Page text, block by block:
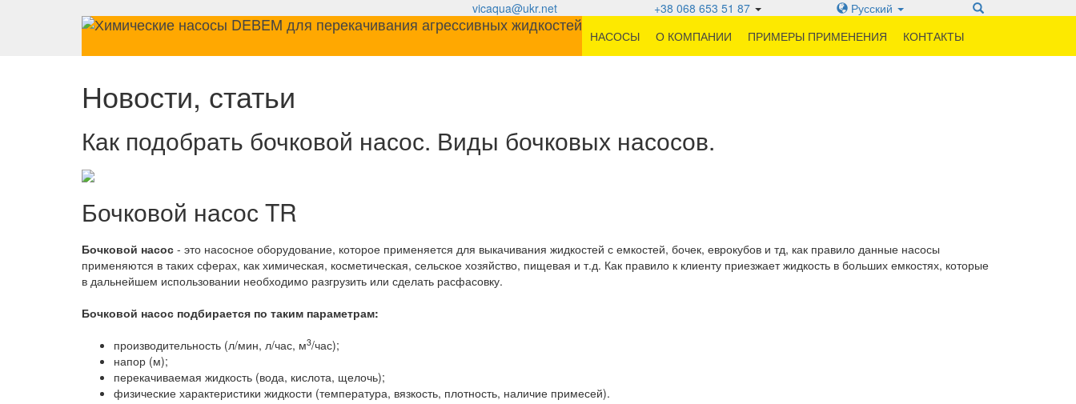
vicaqua@ukr.net +38 068 653 51 87
Русский
НАСОСЫ
О КОМПАНИИ ПРИМЕРЫ ПРИМЕНЕНИЯ КОНТАКТЫ
Новости, статьи
Как подобрать бочковой насос. Виды бочковых насосов.
Бочковой насос TR
Бочковой насос - это насосное оборудование, которое применяется для выкачивания жидкостей с емкостей, бочек, еврокубов и тд, как правило данные насосы
применяются в таких сферах, как химическая, косметическая, сельское хозяйство, пищевая и т.д. Как правило к клиенту приезжает жидкость в больших емкостях, которые
в дальнейшем использовании необходимо разгрузить или сделать расфасовку.
Бочковой насос подбирается по таким параметрам:
производительность (л/мин, л/час, м3/час);
напор (м);
перекачиваемая жидкость (вода, кислота, щелочь);
физические характеристики жидкости (температура, вязкость, плотность, наличие примесей).